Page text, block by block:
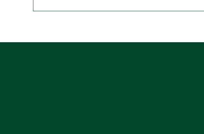
Når hjernen siger stop –